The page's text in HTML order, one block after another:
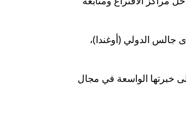
(غانا)، منتدى جالس الدولي (أوغندا)،
خبرتها الواسعة في مجال